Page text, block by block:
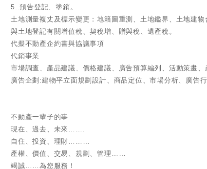
5..預告登記、塗銷。
土地測量複丈及標示變更：地籍圖重測、土地鑑界、土地建
與土地登記有關增值稅、契稅增、贈與稅、遺產稅。
代擬不動產企約書與協議事項
代銷事業
市場調查、產品建議、價格建議、廣告預算編列、活動策畫
廣告企劃:建物平立面規劃設計、商品定位、市場分析、廣告
不動產一輩子的事
現在、過去、未來…….
自住、投資、理財………
產權、價值、交易、規劃、管理……
竭誠……為您服務！